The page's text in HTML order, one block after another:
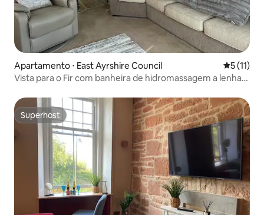
Apartamento ⋅ East Ayrshire Council 5 de uma
5 (11)
Vista para o Fir com banheira de hidromassagem a lenha
Superhost
Superhost